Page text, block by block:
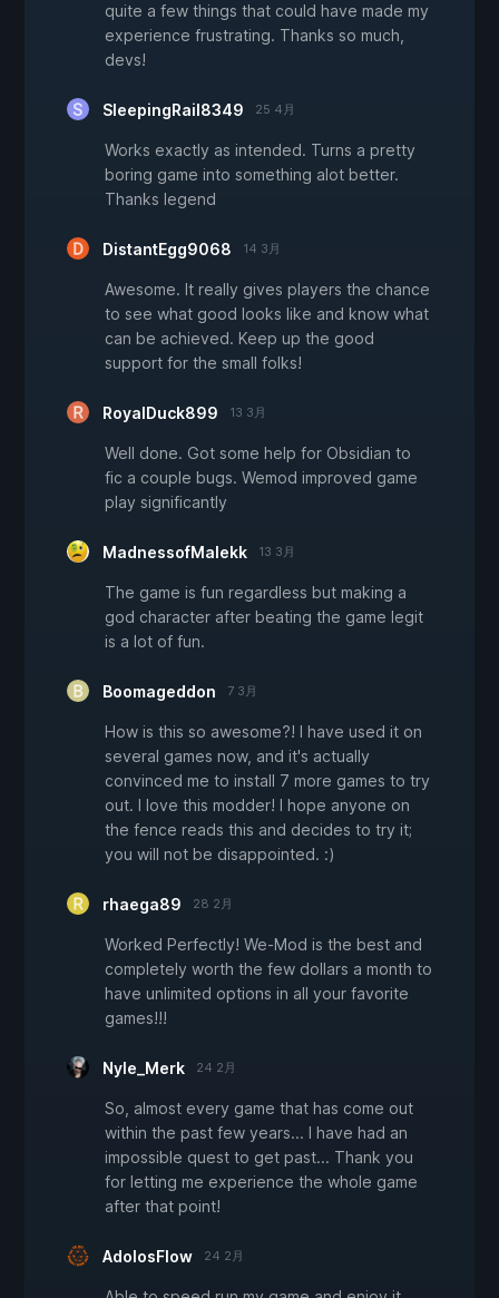
quite a few things that could have made my
experience frustrating. Thanks so much,
devs!
SleepingRail8349 25 4月
Works exactly as intended. Turns a pretty
boring game into something alot better.
Thanks legend
DistantEgg9068 14 3月
Awesome. It really gives players the chance
to see what good looks like and know what
can be achieved. Keep up the good
support for the small folks!
RoyalDuck899 13 3月
Well done. Got some help for Obsidian to
fic a couple bugs. Wemod improved game
play significantly
MadnessofMalekk 13 3月
The game is fun regardless but making a
god character after beating the game legit
is a lot of fun.
Boomageddon 7 3月
How is this so awesome?! I have used it on
several games now, and it's actually
convinced me to install 7 more games to try
out. I love this modder! I hope anyone on
the fence reads this and decides to try it;
you will not be disappointed. :)
rhaega89 28 2月
Worked Perfectly! We-Mod is the best and
completely worth the few dollars a month to
have unlimited options in all your favorite
games!!!
Nyle_Merk 24 2月
So, almost every game that has come out
within the past few years... I have had an
impossible quest to get past... Thank you
for letting me experience the whole game
after that point!
AdolosFlow 24 2月